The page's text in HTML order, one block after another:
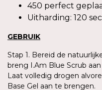
450 perfect
Uitharding: 120
GEBRUIK
Stap 1. Bereid de
breng I.Am Blue Scrub
Laat volledig drogen
Base Gel aan te brengen.